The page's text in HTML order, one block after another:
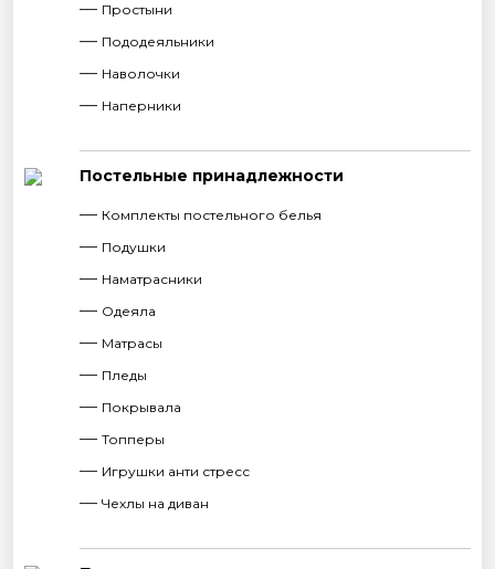
Простыни
Пододеяльники
Наволочки
Наперники
Постельные принадлежности
Комплекты постельного белья
Подушки
Наматрасники
Одеяла
Матрасы
Пледы
Покрывала
Топперы
Игрушки анти стресс
Чехлы на диван